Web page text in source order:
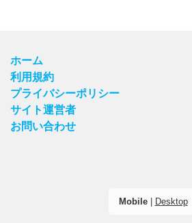
ホーム
利用規約
プライバシーポリシー
サイト運営者
お問い合わせ
Mobile| Desktop